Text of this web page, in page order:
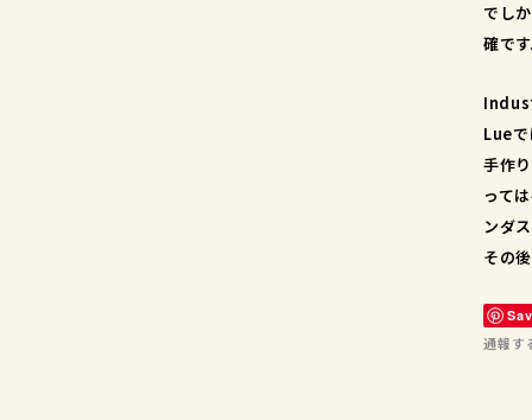
でし
確です
Lueで
手作
って
ンダ
その
通報す